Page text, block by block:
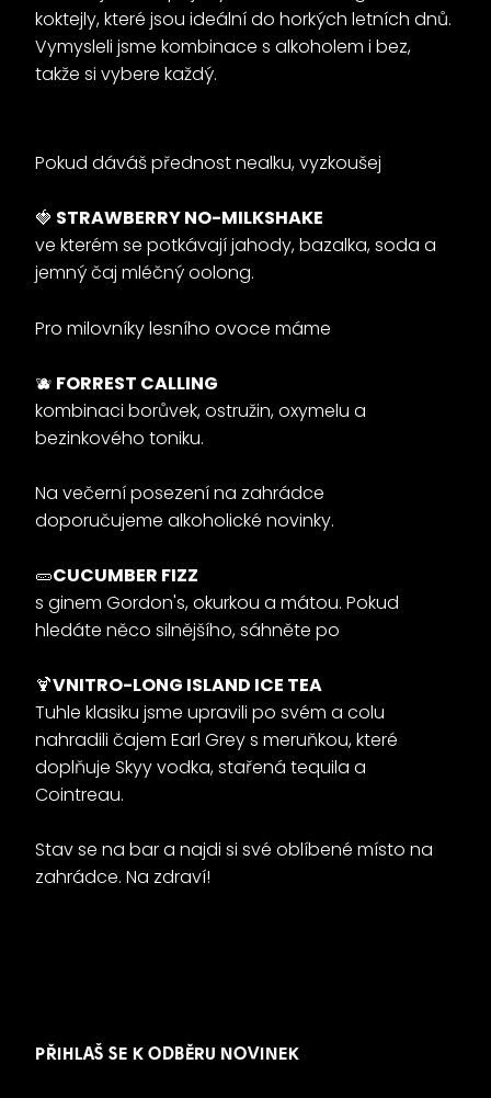
koktejly, které jsou ideální do horkých letních dnů.
Vymysleli jsme kombinace s alkoholem i bez,
takže si vybere každý.
Pokud dáváš přednost nealku, vyzkoušej
🍓 STRAWBERRY NO-MILKSHAKE
ve kterém se potkávají jahody, bazalka, soda a
jemný čaj mléčný oolong.
Pro milovníky lesního ovoce máme
🫐 FORREST CALLING
kombinaci borůvek, ostružin, oxymelu a
bezinkového toniku.
Na večerní posezení na zahrádce
doporučujeme alkoholické novinky.
🥒CUCUMBER FIZZ
s ginem Gordon's, okurkou a mátou. Pokud
hledáte něco silnějšího, sáhněte po
🍹VNITRO-LONG ISLAND ICE TEA
Tuhle klasiku jsme upravili po svém a colu
nahradili čajem Earl Grey s meruňkou, které
doplňuje Skyy vodka, stařená tequila a
Cointreau.
Stav se na bar a najdi si své oblíbené místo na
zahrádce. Na zdraví!
PŘIHLAŠ SE K ODBĚRU NOVINEK